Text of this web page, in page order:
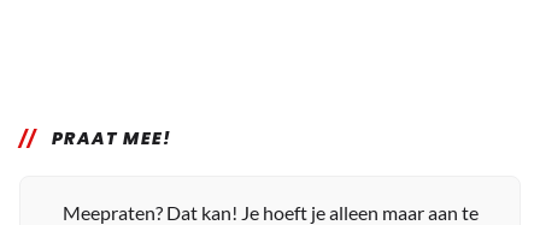
PRAAT MEE!
Meepraten? Dat kan! Je hoeft je alleen maar aan te